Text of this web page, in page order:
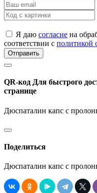
Я даю согласие на
соответствии с политикой
Отправить
QR-код Для быстрого
странице
Дюспаталин капс с
Поделиться
Дюспаталин капс с